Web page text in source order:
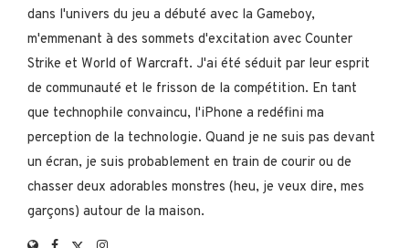
dans l'univers du jeu a débuté avec la Gameboy,
m'emmenant à des sommets d'excitation avec Counter
Strike et World of Warcraft. J'ai été séduit par leur esprit
de communauté et le frisson de la compétition. En tant
que technophile convaincu, l'iPhone a redéfini ma
perception de la technologie. Quand je ne suis pas devant
un écran, je suis probablement en train de courir ou de
chasser deux adorables monstres (heu, je veux dire, mes
garçons) autour de la maison.